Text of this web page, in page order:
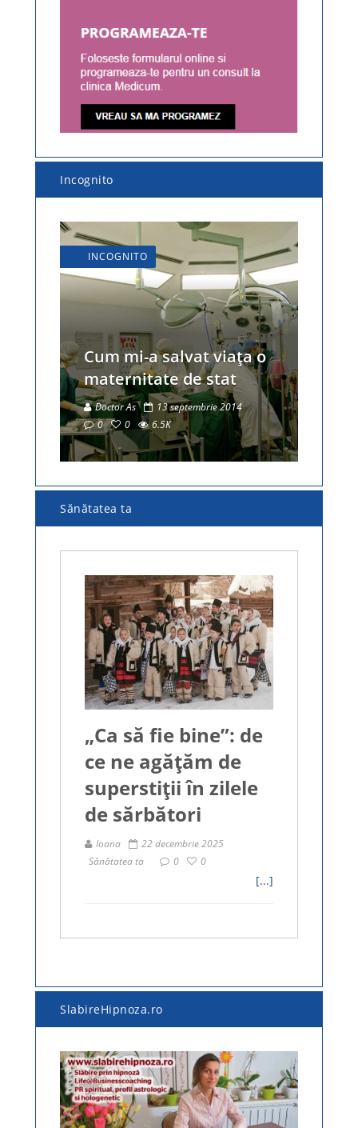
Incognito
INCOGNITO
Cum mi-a salvat viaţa o
maternitate de stat
Doctor As
13 septembrie 2014
0
0 6.5K
Sănătatea ta
„Ca să fie bine”: de
ce ne agățăm de
superstiții în zilele
de sărbători
Ioana
22 decembrie 2025
Sănătatea ta
0 0
[...]
SlabireHipnoza.ro